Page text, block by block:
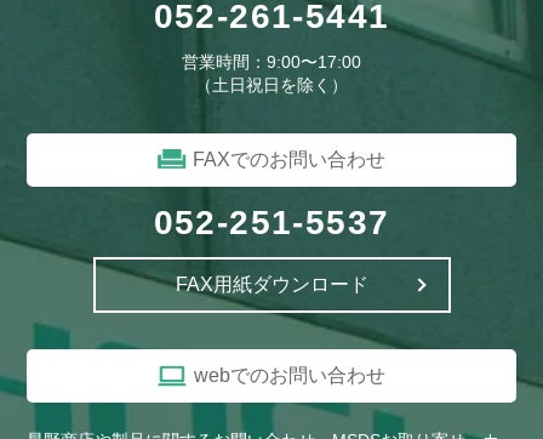
052-261-5441
営業時間：9:00〜17:00
（土日祝日を除く）
FAXでのお問い合わせ
052-251-5537
FAX用紙ダウンロード
webでのお問い合わせ